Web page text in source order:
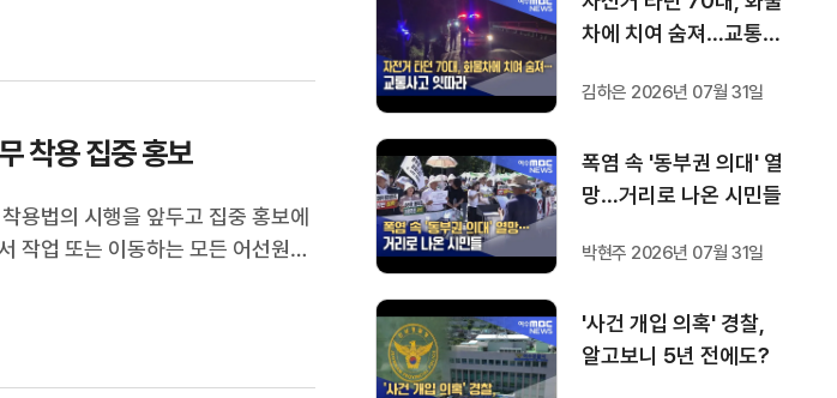
착용 집중 홍보
용법의 시행을 앞두고 집중 홍보에
작업 또는 이동하는 모든 어선원들
광판 홍보, 유관기관 합동 지도 요
차에 치여 숨져…교통사
김하은 2026년 07월 31일
폭염 속 '동부권 의대' 열
망…거리로 나온 시민들
박현주 2026년 07월 31일
'사건 개입 의혹' 경찰,
알고보니 5년 전에도?